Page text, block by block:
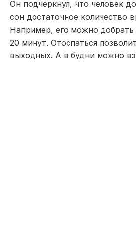
Он подчеркнул, что человек
сон достаточное количество
Например, его можно добрать
20 минут. Отоспаться
выходных. А в будни можно